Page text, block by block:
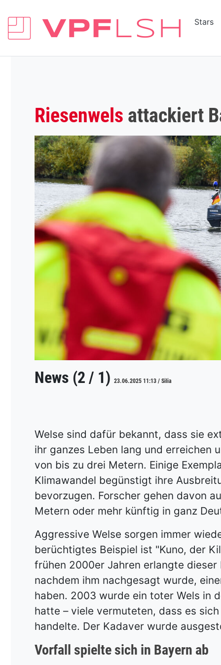
Stars
Riesenwels attackiert
News (2 / 1) 23.06.2025 11:13 / Silia
Welse sind dafür bekannt, dass sie
ihr ganzes Leben lang und erreichen
von bis zu drei Metern. Einige
Klimawandel begünstigt ihre
bevorzugen. Forscher gehen davon
Metern oder mehr künftig in ganz
Aggressive Welse sorgen immer
berüchtigtes Beispiel ist "Kuno, der
frühen 2000er Jahren erlangte
nachdem ihm nachgesagt wurde,
haben. 2003 wurde ein toter Wels in
hatte – viele vermuteten, dass es
handelte. Der Kadaver wurde
Vorfall spielte sich in Bayern ab